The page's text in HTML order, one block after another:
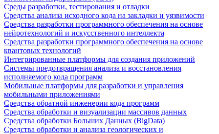
Среды разработки, тестирования и отладки
Средства анализа исходного кода на закладки и уязвимости
Средства разработки программного обеспечения на основе
нейротехнологий и искусственного интеллекта
Средства разработки программного обеспечения на основе
квантовых технологий
Интегрированные платформы для создания приложений
Системы предотвращения анализа и восстановления
исполняемого кода программ
Мобильные платформы для разработки и управления
мобильными приложениями
Средства обратной инженерии кода программ
Средства обработки и визуализации массивов данных
Средства обработки Больших Данных (BigData)
Средства обработки и анализа геологических и